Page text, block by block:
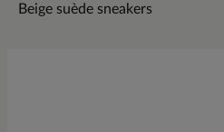
Beige suède sneakers